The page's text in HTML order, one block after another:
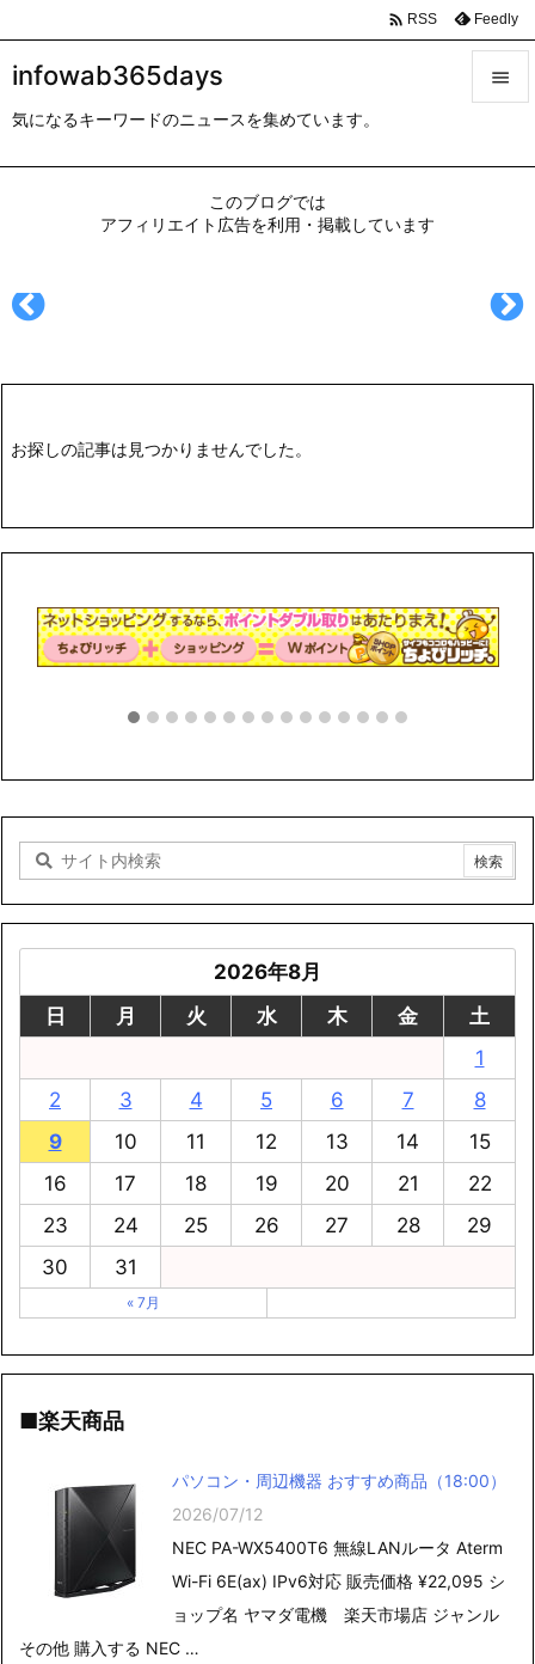
infowab365days
気になるキーワードのニュースを集めています。


 RSS Feedly
このブログでは
アフィリエイト広告を利用・掲載しています
お探しの記事は見つかりませんでした。
2026年8月
日
月 火 水 木 金
土
1
2
3 4 5 6 7
8
9
10 11 12 13 14
15
16
17 18 19 20 21
22
23
24 25 26 27 28
29
30
31
« 7月
■楽天商品
パソコン・周辺機器 おすすめ商品（18:00）
2026/07/12
NEC PA-WX5400T6 無線LANルータ Aterm
Wi-Fi 6E(ax) IPv6対応 販売価格 ¥22,095 シ
ョップ名 ヤマダ電機 楽天市場店 ジャンル
その他 購入する NEC …